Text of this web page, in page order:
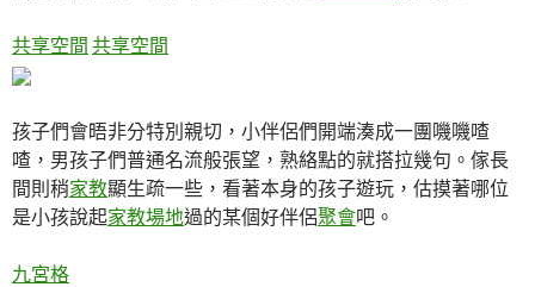
共享空間 共享空間
孩子們會晤非分特別親切，小伴侶們開端湊成一團嘰嘰喳
喳，男孩子們普通名流般張望，熟絡點的就搭拉幾句。傢長
間則稍家教顯生疏一些，看著本身的孩子遊玩，估摸著哪位
是小孩說起家教場地過的某個好伴侶聚會吧。
九宮格